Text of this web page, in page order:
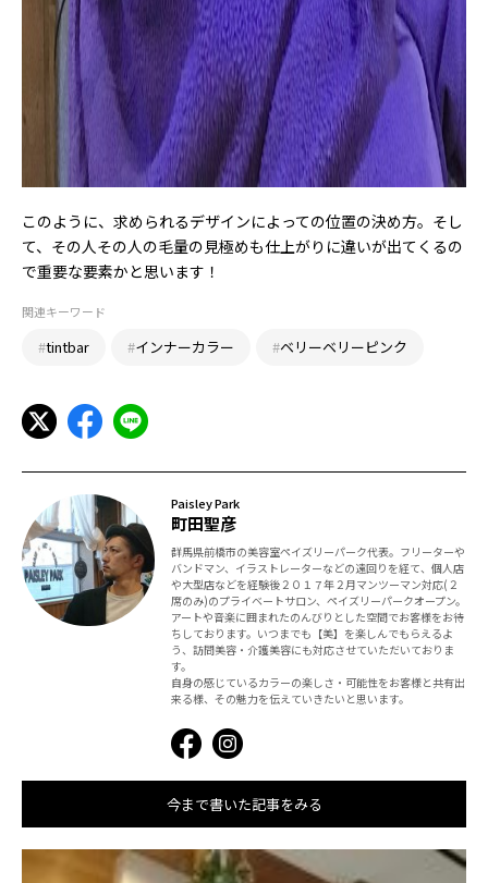
このように、求められるデザインによっての位置の決め方。そし
て、その人その人の毛量の見極めも仕上がりに違いが出てくるの
で重要な要素かと思います！
関連キーワード
#tintbar #インナーカラー #ベリーベリーピンク
Paisley Park
町田聖彦
群馬県前橋市の美容室ペイズリーパーク代表。フリーターや
バンドマン、イラストレーターなどの遠回りを経て、個人店
や大型店などを経験後２０１７年２月マンツーマン対応(２
席のみ)のプライベートサロン、ペイズリーパークオープン。
アートや音楽に囲まれたのんびりとした空間でお客様をお待
ちしております。いつまでも【美】を楽しんでもらえるよ
う、訪問美容・介護美容にも対応させていただいておりま
す。
自身の感じているカラーの楽しさ・可能性をお客様と共有出
来る様、その魅力を伝えていきたいと思います。
今まで書いた記事をみる